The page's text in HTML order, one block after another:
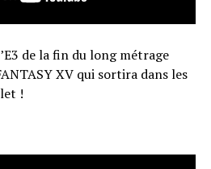
de la fin du long métrage
XV qui sortira dans les
!